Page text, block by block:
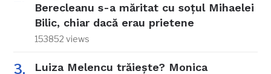
Berecleanu s-a măritat cu soțul Mihaelei
Bilic, chiar dacă erau prietene
153852 views
Luiza Melencu trăiește? Monica